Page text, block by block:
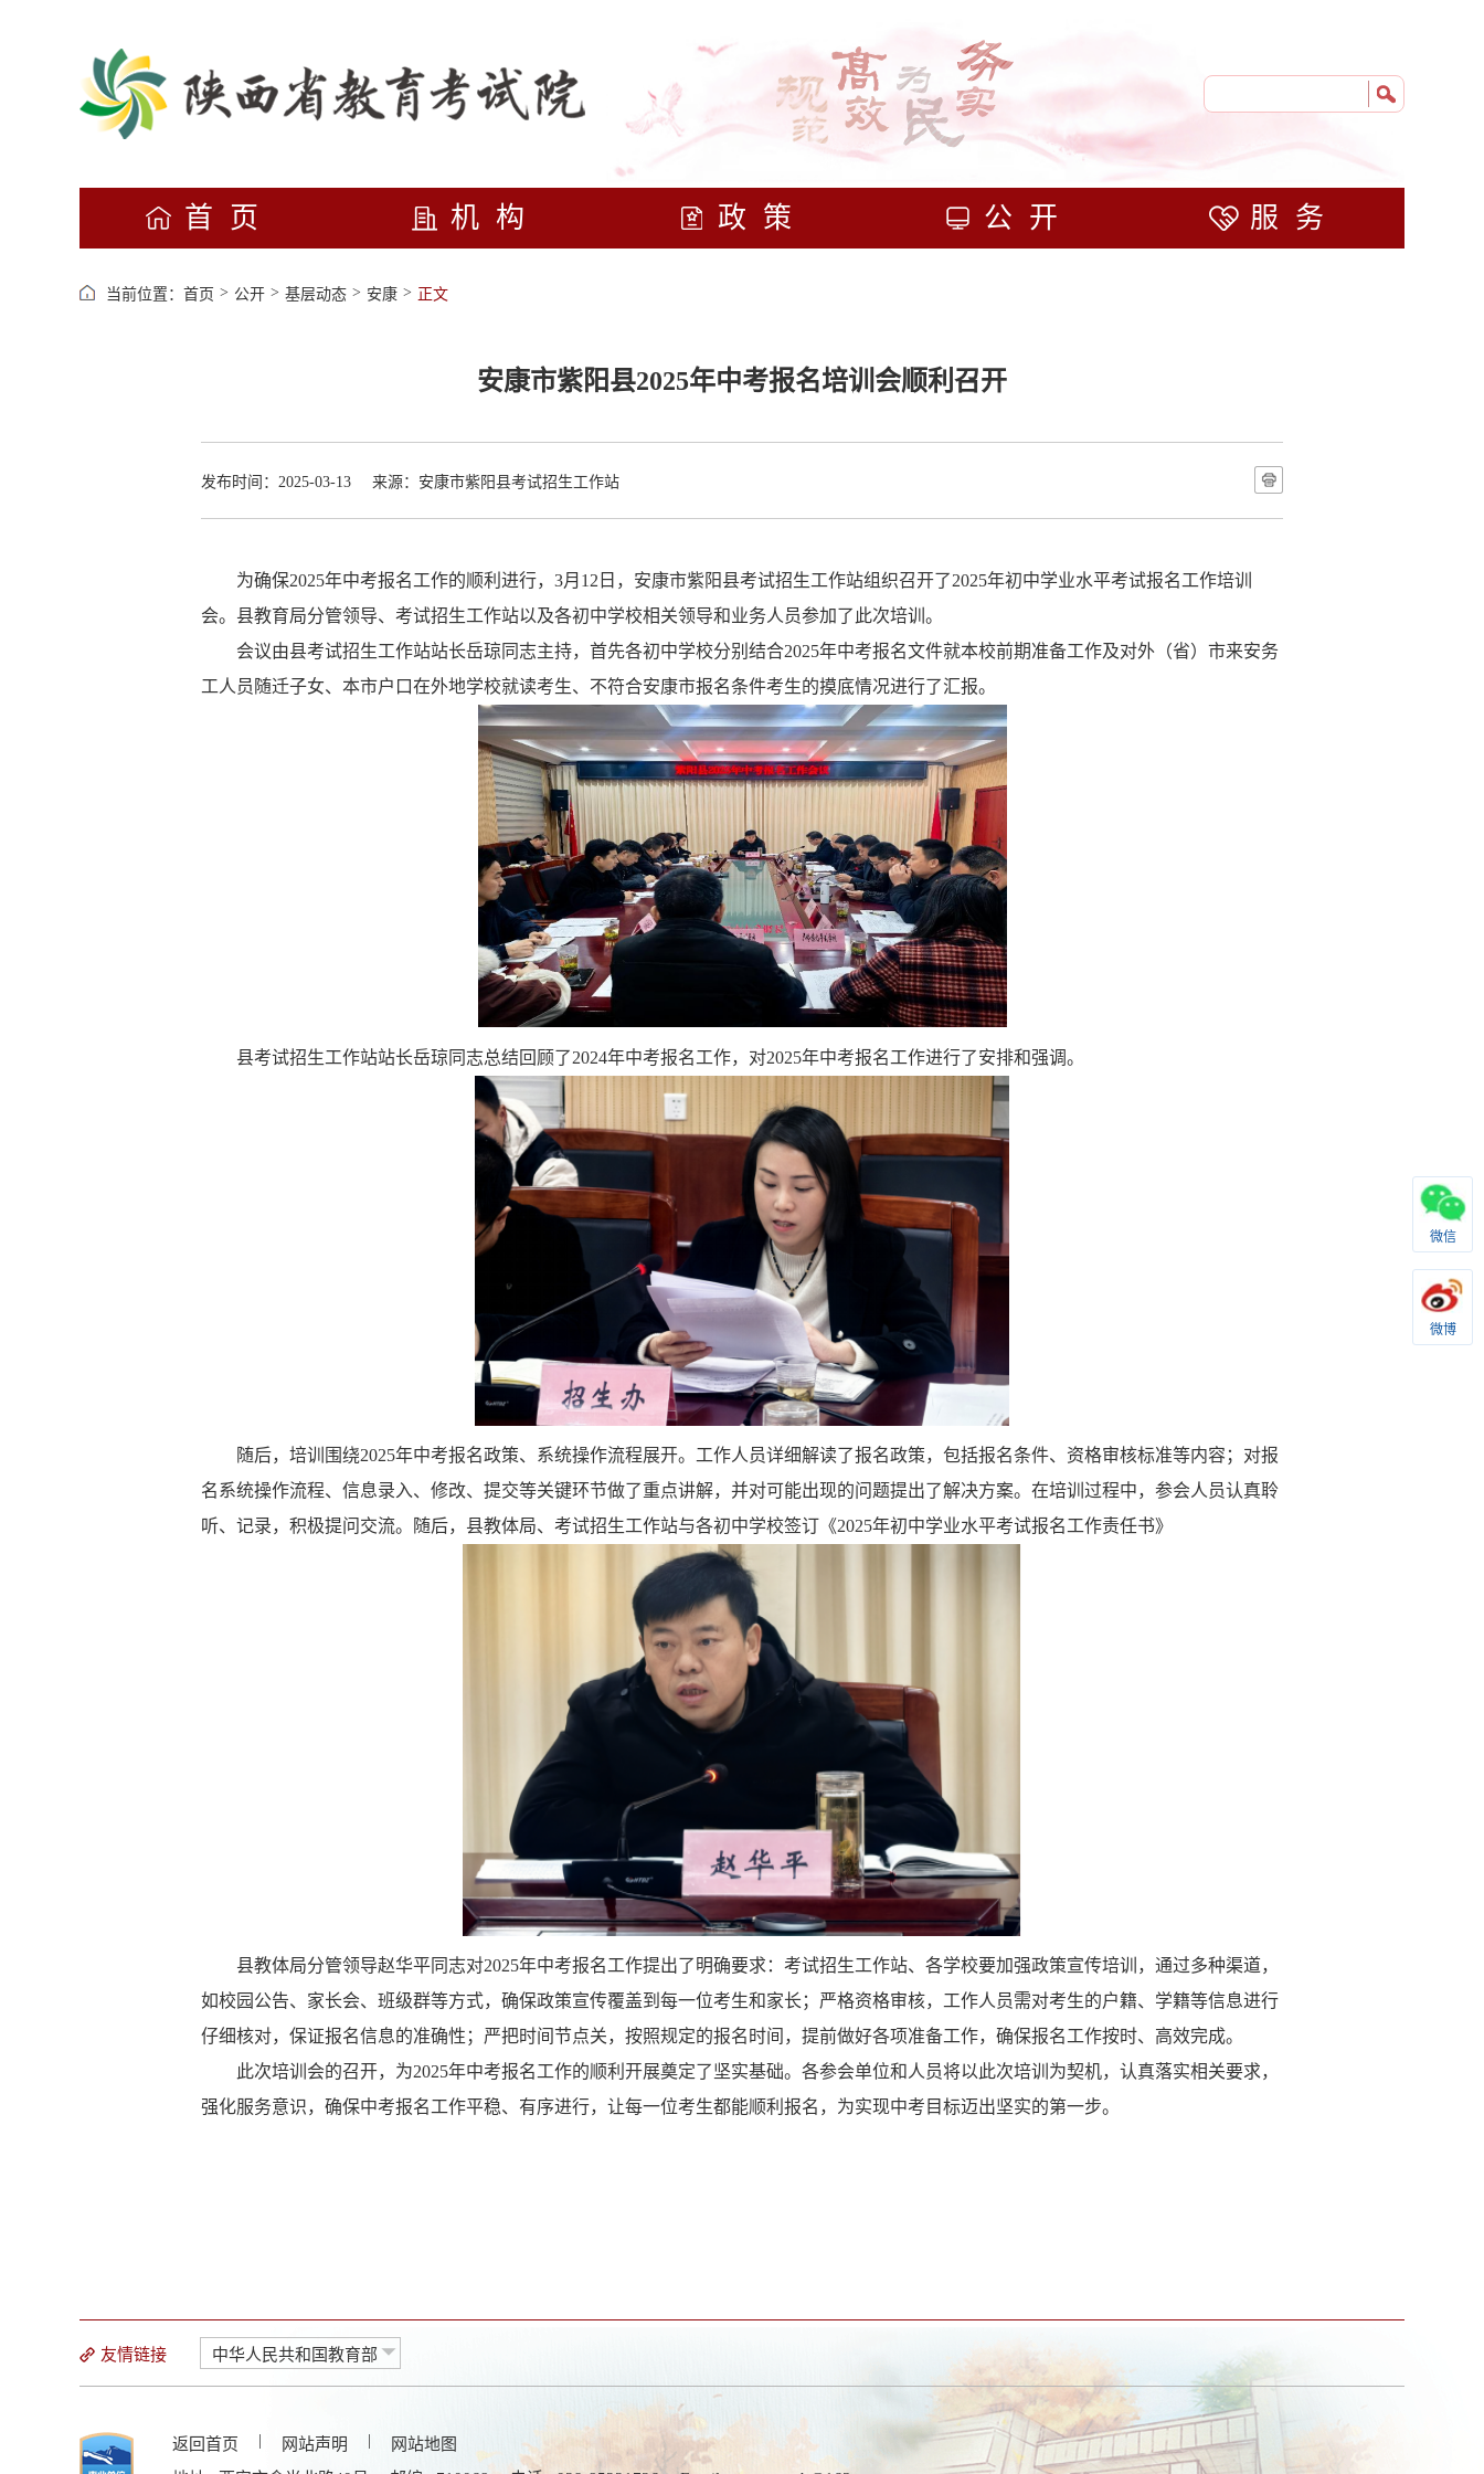
首页 机构 政策 公开 服务
当前位置： 首页 > 公开 > 基层动态 > 安康 > 正文
安康市紫阳县2025年中考报名培训会顺利召开
发布时间：2025-03-13 来源：安康市紫阳县考试招生工作站
为确保2025年中考报名工作的顺利进行， 3月 12 日，安康市紫阳县考试招生工作站组织召开了2025年初中学业水平考试报名工作培训
会。县教育局分管领导、考试招生工作站以及各初中学校相关领导和业务人员参加了此次培训。
会议由县考试招生工作站站长岳琼同志主持，首先各初中学校分别结合2025年中考报名文件就本校前期准备工作及对外（省）市来安务
工人员随迁子女、本市户口在外地学校就读考生、不符合安康市报名条件考生的摸底情况进行了汇报。
县考试招生工作站站长岳琼同志总结回顾了2024年中考报名工作，对2025年中考报名工作进行了安排和强调。
随后，培训围绕2025年中考报名政策、系统操作流程展开。工作人员详细解读了报名政策，包括报名条件、资格审核标准等内容；对报
名系统操作流程、信息录入、修改、提交等关键环节做了重点讲解，并对可能出现的问题提出了解决方案。在培训过程中，参会人员认真聆
听、记录，积极提问交流。随后，县教体局、考试招生工作站与各初中学校签订《2025年初中学业水平考试报名工作责任书》
县教体局分管领导赵华平同志对2025年中考报名工作提出了明确要求：考试招生工作站、各学校要加强政策宣传培训，通过多种渠道，
如校园公告、家长会、班级群等方式，确保政策宣传覆盖到每一位考生和家长；严格资格审核，工作人员需对考生的户籍、学籍等信息进行
仔细核对，保证报名信息的准确性；严把时间节点关，按照规定的报名时间，提前做好各项准备工作，确保报名工作按时、高效完成。
此次培训会的召开，为2025年中考报名工作的顺利开展奠定了坚实基础。各参会单位和人员将以此次培训为契机，认真落实相关要求，
强化服务意识，确保中考报名工作平稳、有序进行，让每一位考生都能顺利报名，为实现中考目标迈出坚实的第一步。
友情链接 中华人民共和国教育部
返回首页 | 网站声明 |
网站地图
微信
微博